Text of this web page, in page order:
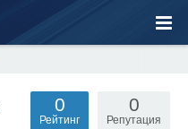
0
Репутация
0
Рейтинг